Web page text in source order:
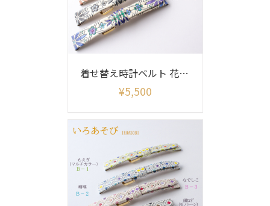
着せ替え時計ベルト 花菱柄(ベルトのみ)
¥5,500